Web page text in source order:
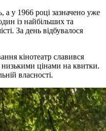
а у 1966 році зазначено уже
із найбільших та
За день відбувалося
кінотеатр славився
низькими цінами на квитки.
власності.